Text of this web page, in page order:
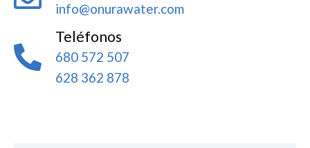
info@onurawater.com
Teléfonos
680 572 507
628 362 878